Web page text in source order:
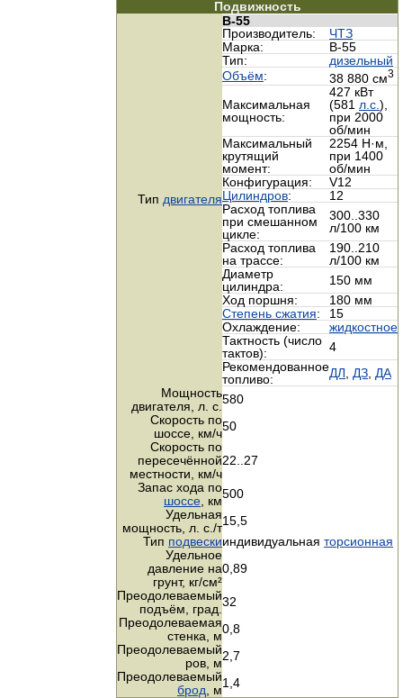
Подвижность
Тип двигателя
В-55
Производитель:
ЧТЗ
Марка:
В-55
Тип:
дизельный
Объём: 38 880 см3
Максимальная
мощность:
427 кВт
(581 л.с. ),
при 2000
об/мин
Максимальный
крутящий
момент:
2254 Н·м,
при 1400
об/мин
Конфигурация:
V12
Цилиндров:
12
Расход топлива
при смешанном
цикле:
300..330
л/100 км
Расход топлива
на трассе:
190..210
л/100 км
Диаметр
цилиндра:
150 мм
Ход поршня:
180 мм
Cтепень сжатия:
15
Охлаждение:
жидкостное
Тактность (число
тактов):
4
Рекомендованное
топливо:
ДЛ ДЗ ДА
Мощность
двигателя, л. с. 580
Скорость по
шоссе, км/ч50
Скорость по
пересечённой
местности, км/ч
22..27
Запас хода по
шоссе , км500
Удельная
мощность, л. с./т15,5
Тип подвескииндивидуальная торсионная
Удельное
давление на
грунт, кг/см²
0,89
Преодолеваемый
подъём, град. 32
Преодолеваемая
стенка, м0,8
Преодолеваемый
ров, м2,7
Преодолеваемый
брод , м1,4